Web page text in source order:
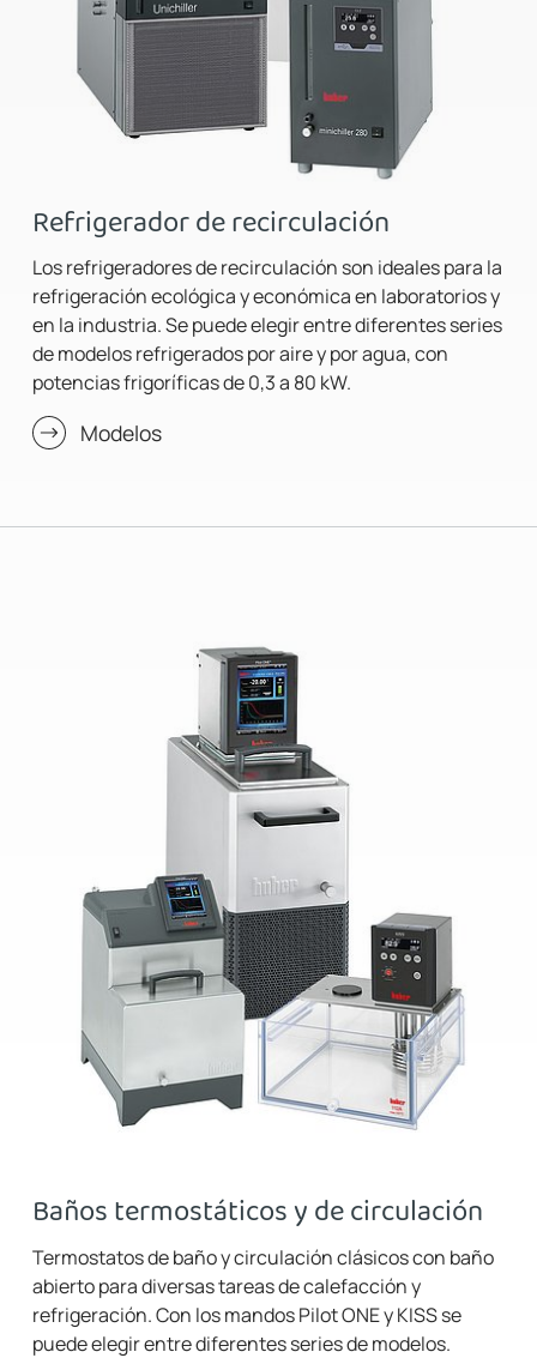
Refrigerador de recirculación
Los refrigeradores de recirculación son ideales para la
refrigeración ecológica y económica en laboratorios y
en la industria. Se puede elegir entre diferentes series
de modelos refrigerados por aire y por agua, con
potencias frigoríficas de 0,3 a 80 kW.
Modelos
Baños termostáticos y de circulación
Termostatos de baño y circulación clásicos con baño
abierto para diversas tareas de calefacción y
refrigeración. Con los mandos Pilot ONE y KISS se
puede elegir entre diferentes series de modelos.